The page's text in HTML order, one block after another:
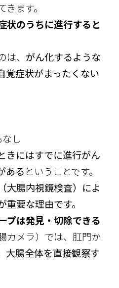
ます。
状のうちに進行すると
、 がん化するような
覚症状がまったくない
し
きにはすでに進行がん
ある ということです。
大腸内視鏡検査）によ
要な理由です。
プは発見・切除できる
カメラ）では、肛門か
大腸全体を直接観察す